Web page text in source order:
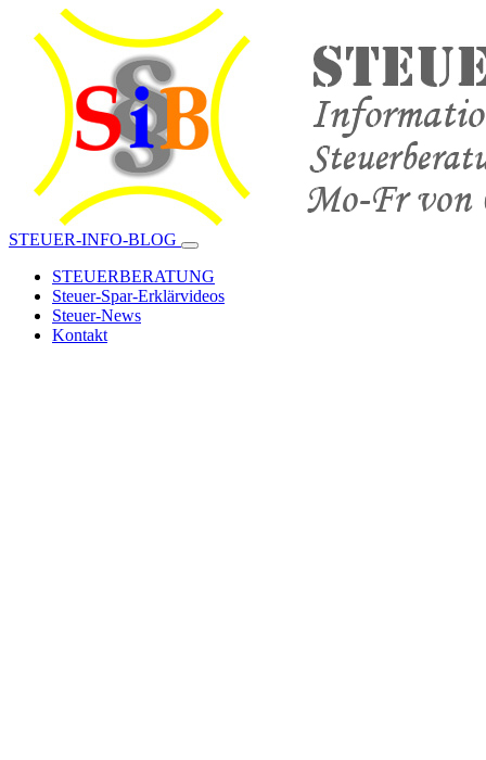
STEUER-INFO-BLOG
STEUERBERATUNG
Steuer-Spar-Erklärvideos
Steuer-News
Kontakt